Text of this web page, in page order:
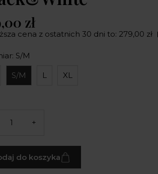
zł
cena z ostatnich 30 dni to: 279,00 zł
S/M
S/M L XL
+
do koszyka